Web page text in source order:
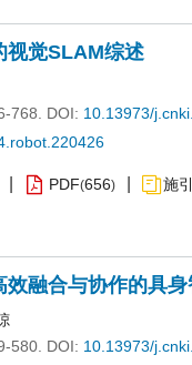
视觉SLAM综述
768.
DOI: 10.13973/
PDF(656) 施
效融合与协作的具
580. DOI: 10.13973/